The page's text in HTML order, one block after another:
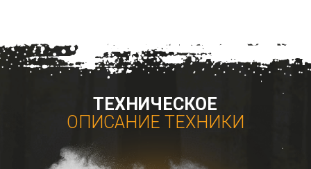
ТЕХНИЧЕСКОЕ
ОПИСАНИЕ ТЕХНИКИ